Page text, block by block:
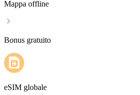
Mappa offline
Bonus gratuito
eSIM globale